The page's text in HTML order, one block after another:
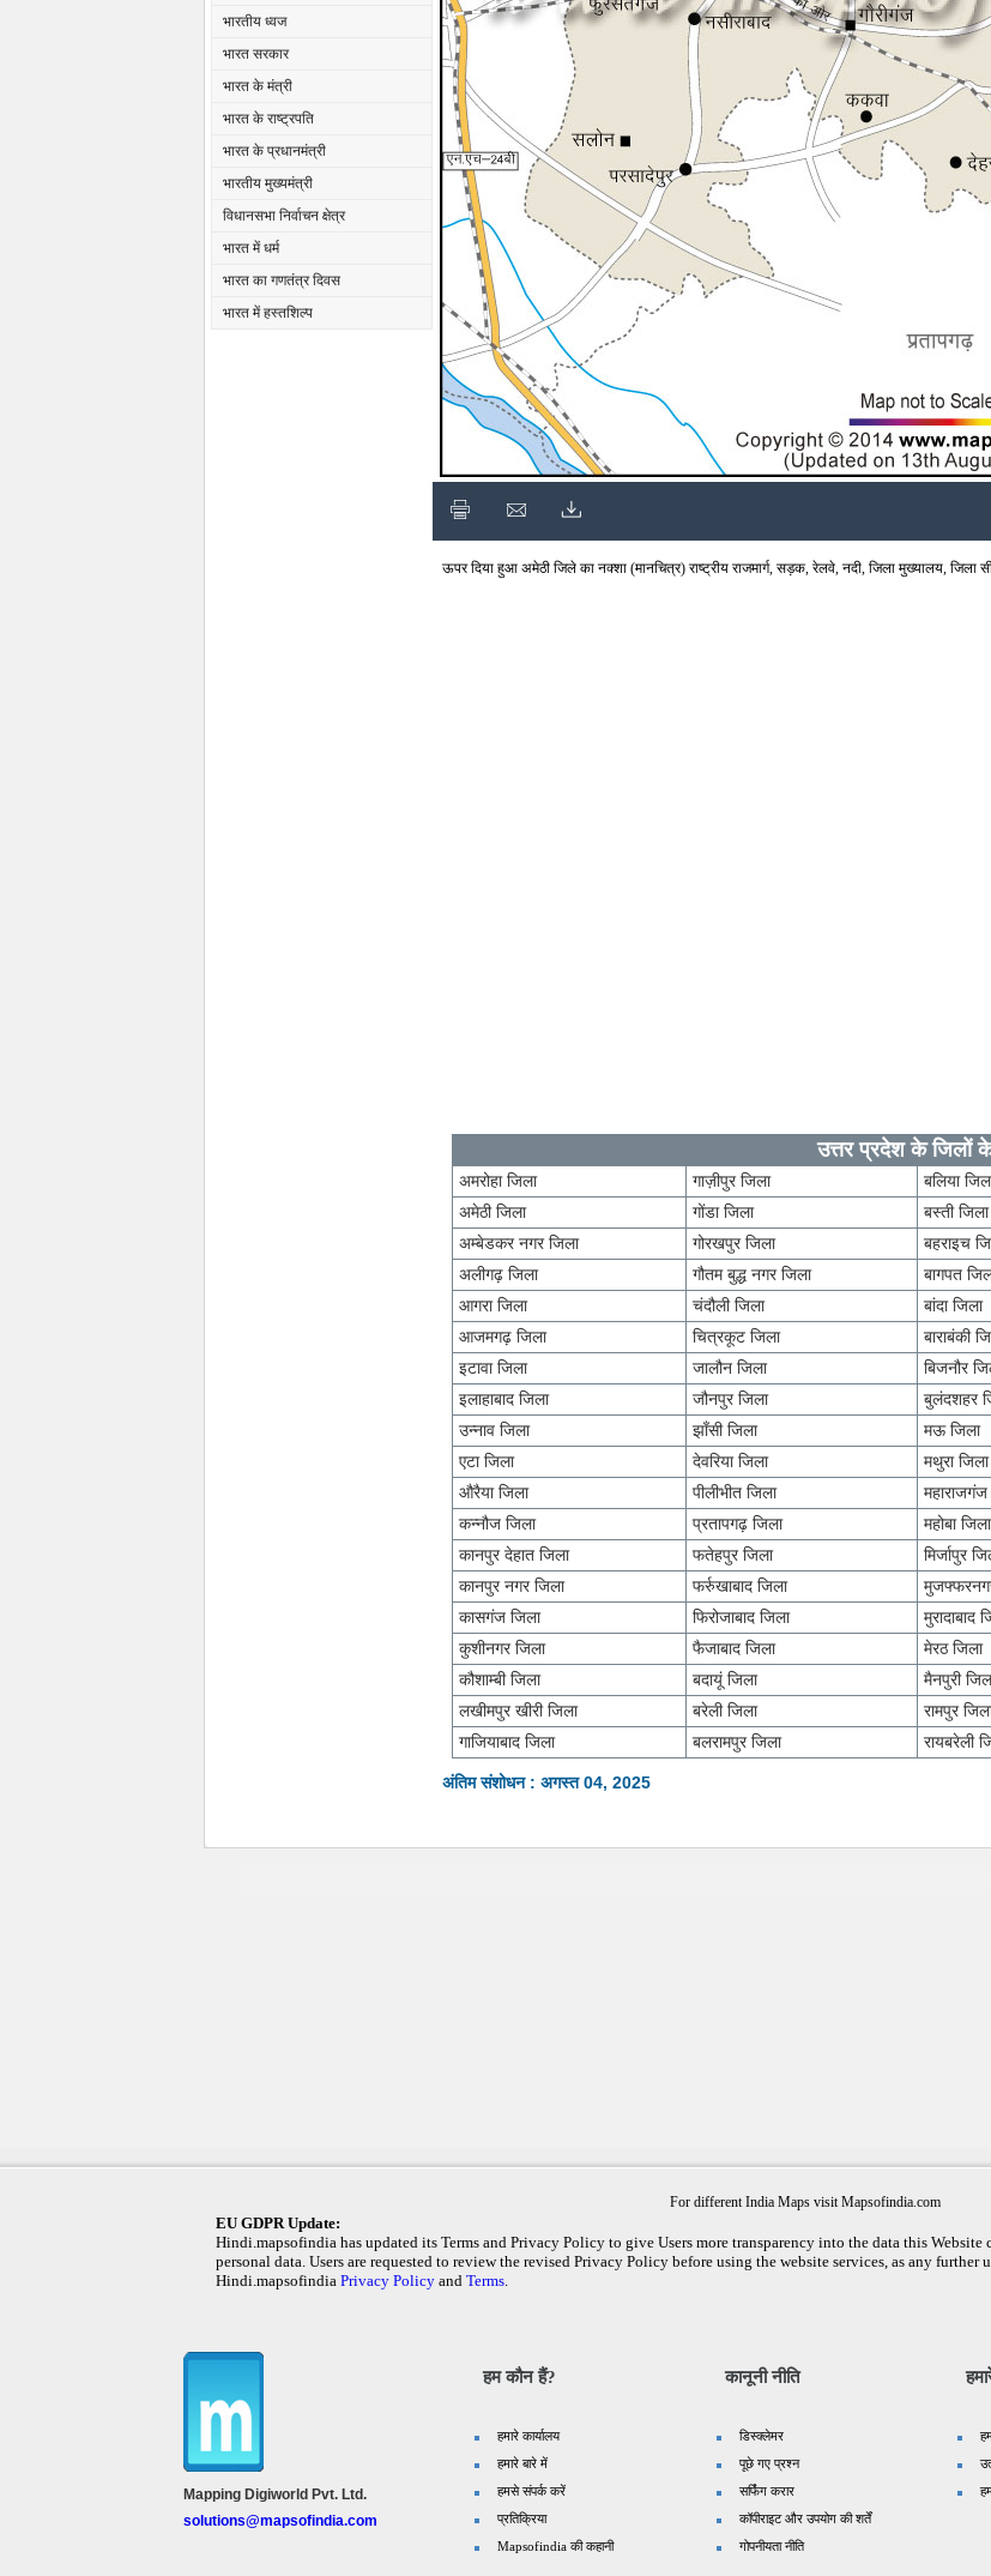
भारतीय ध्वज
भारत सरकार
भारत के मंत्री
भारत के राष्ट्रपति
भारत के प्रधानमंत्री
भारतीय मुख्यमंत्री
विधानसभा निर्वाचन क्षेत्र
भारत में धर्म
भारत का गणतंत्र दिवस
भारत में हस्तशिल्प
ऊपर दिया हुआ अमेठी जिले का नक्शा (मानचित्र) राष्ट्रीय राजमार्ग, सड़क, रेलवे, नदी, जिला मुख्यालय, जिला
उत्तर प्रदेश के जिलों
अमरोहा जिला गाज़ीपुर जिला बलिया
अमेठी जिला
गोंडा जिला बस्ती जिला
अम्बेडकर नगर जिला
गोरखपुर जिला बहराइच
अलीगढ़ जिला
गौतम बुद्ध नगर जिला बागपत
आगरा जिला
चंदौली जिला बांदा जिला
आजमगढ़ जिला
चित्रकूट जिला बाराबंकी
इटावा जिला
जालौन जिला बिजनौर
इलाहाबाद जिला
जौनपुर जिला बुलंदशहर
उन्नाव जिला
झाँसी जिला मऊ जिला
एटा जिला
देवरिया जिला मथुरा जिला
औरैया जिला
पीलीभीत जिला महाराजगंज
कन्नौज जिला
प्रतापगढ़ जिला महोबा जिला
कानपुर देहात जिला
फतेहपुर जिला मिर्जापुर
कानपुर नगर जिला
फर्रुखाबाद जिला
कासगंज जिला
फिरोजाबाद जिला मुरादाबाद
कुशीनगर जिला
फैजाबाद जिला मेरठ जिला
कौशाम्बी जिला
बदायूं जिला मैनपुरी
लखीमपुर खीरी जिला
बरेली जिला रामपुर
गाजियाबाद जिला
बलरामपुर जिला रायबरेली
अंतिम संशोधन : अगस्त 04, 2025
For different India Maps visit Mapsofindia.com
EU GDPR Update:
Hindi.mapsofindia has updated its Terms and Privacy Policy to give Users more transparency into the data this
personal data. Users are requested to review the revised Privacy Policy before using the website services, as any further
Hindi.mapsofindia Privacy Policyand Terms.
Mapping Digiworld Pvt. Ltd.
solutions@mapsofindia.com
हम कौन हैं?
हमारे कार्यालय
हमारे बारे में
हमसे संपर्क करें
प्रतिक्रिया
Mapsofindia की कहानी
कानूनी नीति
डिस्क्लेमर
पूछे गए प्रश्न
सर्फिंग करार
कॉपीराइट और उपयोग की शर्तें
गोपनीयता नीति